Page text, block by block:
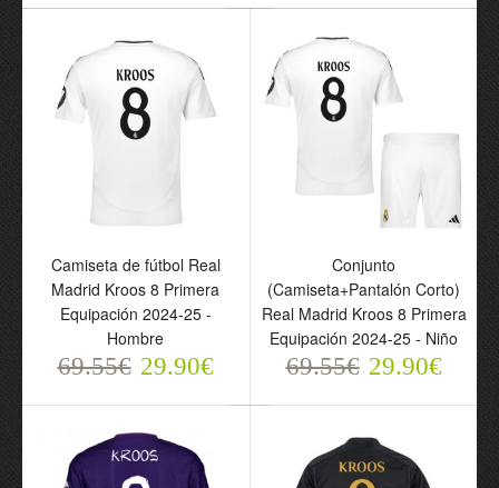
Madrid Kroos 8 Primera
Equipación 2024-25 -
Hombre
69.55€
(Camiseta+Pantalón
Corto) Real Madrid Kroos
8 Primera Equipación
2024-25 - Niño
69.55€ 29.90€
Camiseta de fútbol Real
Madrid Kroos 8 Primera
Equipación 2024-25 -
Hombre
69.55€ 29.90€
Conjunto
(Camiseta+Pantalón Corto)
Real Madrid Kroos 8 Primera
Equipación 2024-25 - Niño
69.55€ 29.90€